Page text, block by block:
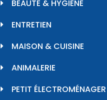
BEAUTÉ & HYGIÈNE
ENTRETIEN
MAISON & CUISINE
ANIMALERIE
PETIT ÉLECTROMÉNAGER